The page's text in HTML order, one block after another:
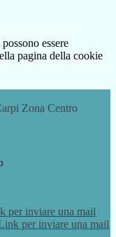
essere
pagina della cookie
Zona Centro
per inviare una mail
per inviare una mail